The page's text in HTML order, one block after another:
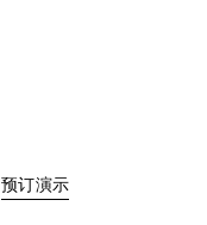
预订演示Link Opens in New